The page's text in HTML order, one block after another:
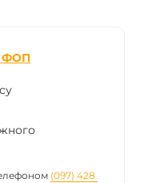
ФОП
(097) 428